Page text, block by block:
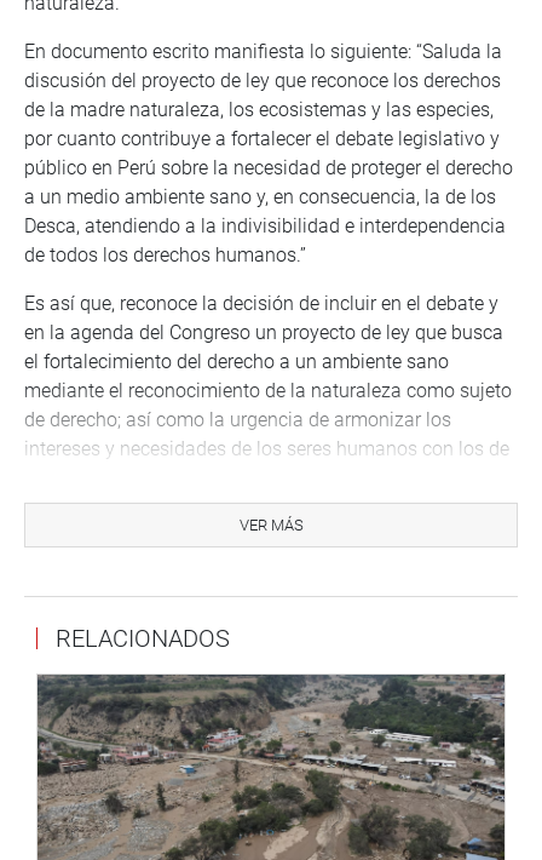
En documento escrito manifiesta lo siguiente: “Saluda la
discusión del proyecto de ley que reconoce los derechos
de la madre naturaleza, los ecosistemas y las especies,
por cuanto contribuye a fortalecer el debate legislativo y
público en Perú sobre la necesidad de proteger el derecho
a un medio ambiente sano y, en consecuencia, la de los
Desca, atendiendo a la indivisibilidad e interdependencia
de todos los derechos humanos.”
Es así que, reconoce la decisión de incluir en el debate y
en la agenda del Congreso un proyecto de ley que busca
el fortalecimiento del derecho a un ambiente sano
mediante el reconocimiento de la naturaleza como sujeto
de derecho; así como la urgencia de armonizar los
intereses y necesidades de los seres humanos con los de
El congresista Lenin Bazán, presidente de la CPAAAAE,
especies que viven en ella.
Lima, 30 de marzo de 2021
DESPACHO CONGRESAL
VER MÁS
RELACIONADOS